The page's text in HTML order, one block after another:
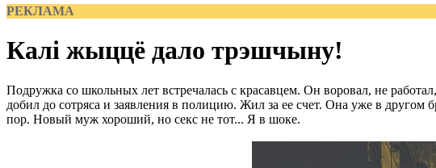
РЕКЛАМА
Калi жыццё дало трэшчыну!
Подружка со школьных лет встречалась с красавцем. Он воровал, не
добил до сотряса и заявления в полицию. Жил за ее счет. Она уже в
пор. Новый муж хороший, но секс не тот... Я в шоке.